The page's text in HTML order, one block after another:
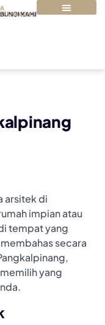
KAMI
arsitek di
impian atau
tempat yang
secara
yang